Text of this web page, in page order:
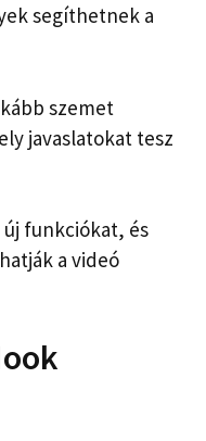
segíthetnek a
szemet
javaslatokat tesz
funkciókat, és
a videó